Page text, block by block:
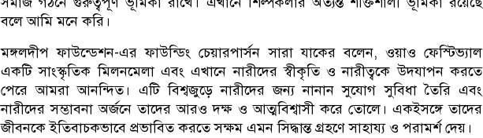
বলে আমি মনে করি।
মঙ্গলদীপ ফাউন্ডেশন-এর ফাউন্ডিং চেয়ারপার্সন সারা যাকের বলেন, ওয়াও ফেস্টিভ্যাল
একটি সাংস্কৃতিক মিলনমেলা এবং এখানে নারীদের স্বীকৃতি ও নারীত্বকে উদযাপন করতে
পেরে আমরা আনন্দিত। এটি বিশ্বজুড়ে নারীদের জন্য নানান সুযোগ সুবিধা তৈরি এবং
নারীদের সম্ভাবনা অর্জনে তাদের আরও দক্ষ ও আত্মবিশ্বাসী করে তোলে। একইসঙ্গে তাদের
জীবনকে ইতিবাচকভাবে প্রভাবিত করতে সক্ষম এমন সিদ্ধান্ত গ্রহণে সাহায্য ও পরামর্শ দেয়।